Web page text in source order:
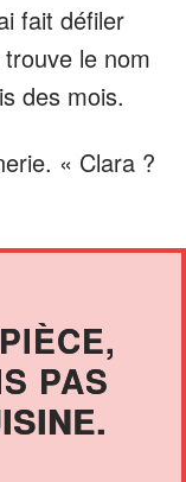
fait défiler
le nom
des mois.
« Clara ?
PAS